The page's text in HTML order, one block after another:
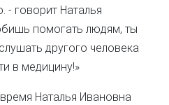
- говорит Наталья
помогать людям, ты
другого человека
в медицину!»
Наталья Ивановна